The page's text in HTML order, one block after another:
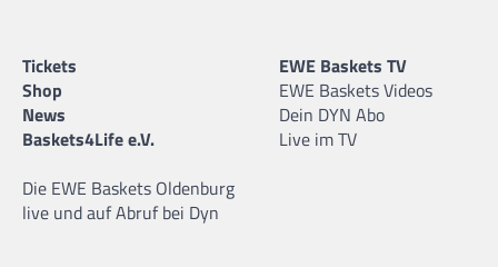
Tickets
Shop
News
Baskets4Life e.V.
Die EWE Baskets Oldenburg
live und auf Abruf bei Dyn
EWE Baskets TV
EWE Baskets Videos
Dein DYN Abo
Live im TV